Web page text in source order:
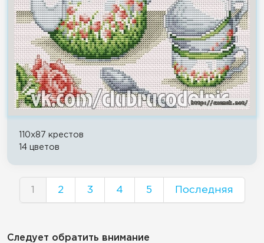
110x87 крестов
14 цветов
1 2 3 4 5 Последняя
Следует обратить внимание